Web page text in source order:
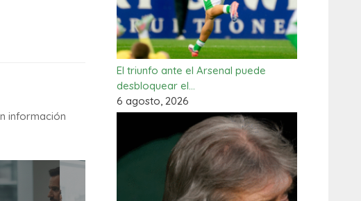
información
El triunfo ante el Arsenal puede
desbloquear el…
6 agosto, 2026